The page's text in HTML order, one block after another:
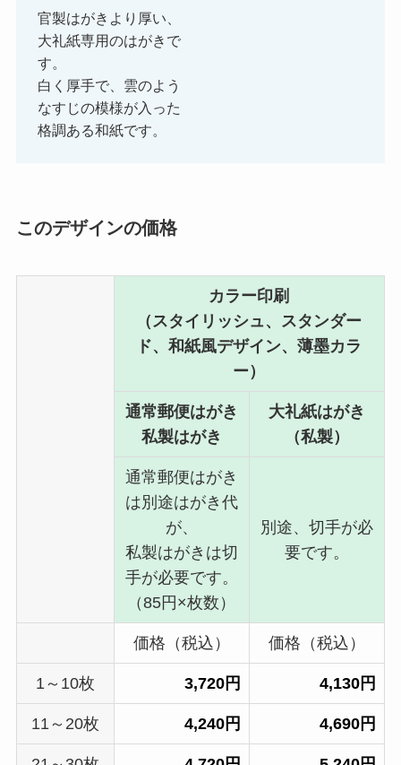
官製はがきより厚い、
大礼紙専用のはがきで
す。
白く厚手で、雲のよう
なすじの模様が入った
格調ある和紙です。
このデザインの価格
カラー印刷
（スタイリッシュ、スタンダー
ド、和紙風デザイン、薄墨カラ
ー）
通常郵便はがき
私製はがき
大礼紙はがき
（私製）
通常郵便はがき
は別途はがき代
が、
私製はがきは切
手が必要です。
（85円×枚数）
別途、切手が必
要です。
価格（税込） 価格（税込）
1～10枚 3,720円 4,130円
11～20枚 4,240円 4,690円